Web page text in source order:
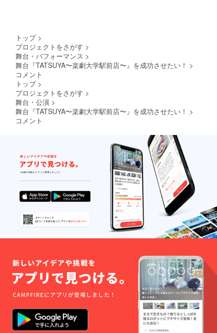
は、後
す。）
選択で
応援す
るキャ
ストを1
名選択
してく
ださ
い。
でお弁
当を運
ト・ス
けいた
だけま
す。
④SNS
など
で、上
記の内
容を報
告させ
て頂き
ます。
【記入
必須事
項】 ※
選択で
応援す
るキャ
ストを1
名選択
してく
ださ
い。 ※
備考欄
に支援
本番期
間中、
援者様
料でご
覧いた
だくこ
とが可
能で
す。 ※
記載頂
いた
メール
アドレ
ス宛
に、ど
の公演
をご覧
のお伺
いをさ
せて頂
きま
す。 ※
ご来場
された
際に公
演パン
フレッ
だけま
す。 ※
各公演
き）
②9/13
のゲネ
プロに
ご招待
いたし
ます。
③ご来
場され
た際に
公演パ
ンフ
レット
をお渡
す。(も
し、会
場にい
らっ
しゃれ
ない場
合は記
載頂い
たご住
所宛に
トップ >
プロジェクトをさがす >
舞台・パフォーマンス >
舞台『TATSUYA〜楽劇大学駅前店〜』を成功させたい！ >
コメント
トップ >
プロジェクトをさがす >
舞台・公演 >
舞台『TATSUYA〜楽劇大学駅前店〜』を成功させたい！ >
コメント